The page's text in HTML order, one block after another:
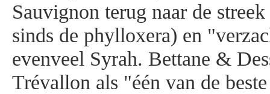
Sauvignon terug naar de
sinds de phylloxera) en
evenveel Syrah. Bettane &
Trévallon als "één van de